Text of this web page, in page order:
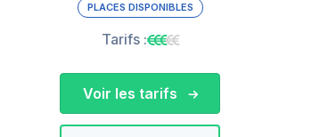
PLACES DISPONIBLES
Tarifs :
Voir les tarifs